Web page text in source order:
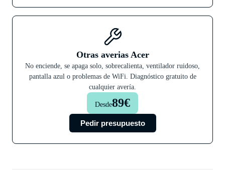
Otras averias Acer
No enciende, se apaga solo, sobrecalienta, ventilador ruidoso,
pantalla azul o problemas de WiFi. Diagnóstico gratuito de
cualquier avería.
Desde89€
Pedir presupuesto